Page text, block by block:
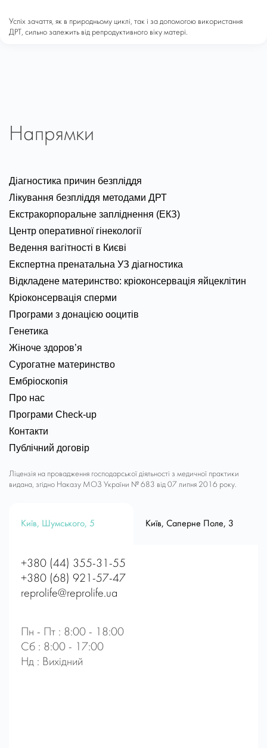
Успіх зачаття, як в природньому циклі, так і за допомогою використання
ДРТ, сильно залежить від репродуктивного віку матері.
Напрямки
Діагностика причин безпліддя
Лікування безпліддя методами ДРТ
Екстракорпоральне запліднення (ЕКЗ)
Центр оперативної гінекології
Ведення вагітності в Києві
Експертна пренатальна УЗ діагностика
Відкладене материнство: кріоконсервація яйцеклітин
Кріоконсервація сперми
Програми з донацією ооцитів
Генетика
Жіноче здоров’я
Сурогатне материнство
Ембріоскопія
Про нас
Програми Check-up
Контакти
Публічний договір
Ліцензія на провадження господарської діяльності з медичної практики
видана, згідно Наказу МОЗ України № 683 від 07 липня 2016 року.
Київ, Шумського, 5 Київ, Саперне Поле, 3
+380 (44) 355-31-55
+380 (68) 921-57-47
reprolife@reprolife.ua
Пн - Пт : 8:00 - 18:00
Сб : 8:00 - 17:00
Нд : Вихідний